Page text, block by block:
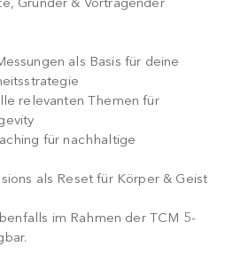
Gründer & Vortragender
als Basis für deine
relevanten Themen für
für nachhaltige
als Reset für Körper & Geist
im Rahmen der TCM 5-